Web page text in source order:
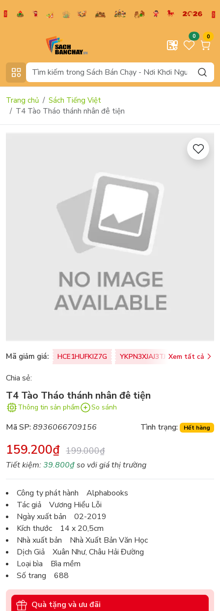
0 0
Trang chủ
Sách Tiếng Việt
T4 Tào Tháo thánh nhân đê tiện
Mã giảm giá: HCE1HUFKIZ7G YKPN3XJAJ3TJ Xem tất cả
Chia sẻ:
T4 Tào Tháo thánh nhân đê tiện
Thông tin sản phẩm So sánh
Mã SP:8936066709156 Tình trạng: Hết hàng
159.200₫ 199.000₫
Tiết kiệm:39.800₫so với giá thị trường
Công ty phát hành Alphabooks
Tác giả Vương Hiểu Lỗi
Ngày xuất bản 02-2019
Kích thước 14 x 20,5cm
Nhà xuất bản Nhà Xuất Bản Văn Học
Dịch Giả Xuân Như, Châu Hải Đường
Loại bìa Bìa mềm
Số trang 688
Quà tặng và ưu đãi